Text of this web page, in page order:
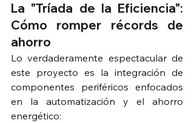
La "Tríada de la Eficiencia":
Cómo romper récords de
ahorro
Lo verdaderamente espectacular de
este proyecto es la integración de
componentes periféricos enfocados
en la automatización y el ahorro
energético: